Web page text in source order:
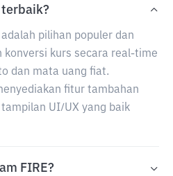
pilihan populer dan
kurs secara real-time
dan mata uang fiat.
fitur tambahan
UI/UX yang baik
FIRE?